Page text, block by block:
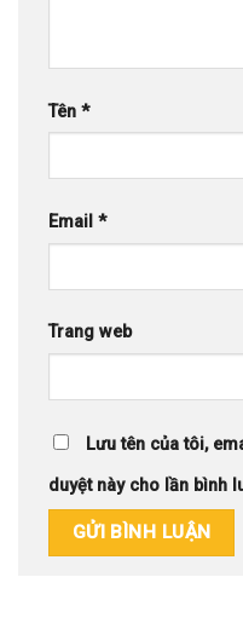
Tên *
Email *
Trang web
Lưu tên của tôi,
duyệt này cho lần bình